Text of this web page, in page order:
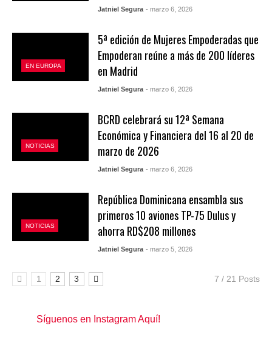
Jatniel Segura - marzo 6, 2026
EN EUROPA
5ª edición de Mujeres Empoderadas que
Empoderan reúne a más de 200 líderes
en Madrid
Jatniel Segura - marzo 6, 2026
NOTICIAS
BCRD celebrará su 12ª Semana
Económica y Financiera del 16 al 20 de
marzo de 2026
Jatniel Segura - marzo 6, 2026
NOTICIAS
República Dominicana ensambla sus
primeros 10 aviones TP-75 Dulus y
ahorra RD$208 millones
Jatniel Segura - marzo 5, 2026
1 2 3 7 / 21 Posts
Síguenos en Instagram Aquí!